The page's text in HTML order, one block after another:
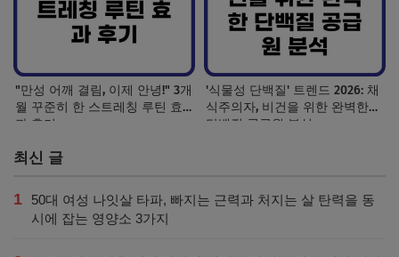
"만성 어깨 결림, 이제 안녕!" 3개
월 꾸준히 한 스트레칭 루틴 효
과 후기
'식물성 단백질' 트렌드 2026: 채
식주의자, 비건을 위한 완벽한
단백질 공급원 분석
최신 글
1
50대 여성 나잇살 타파, 빠지는 근력과 처지는 살 탄력을 동
시에 잡는 영양소 3가지